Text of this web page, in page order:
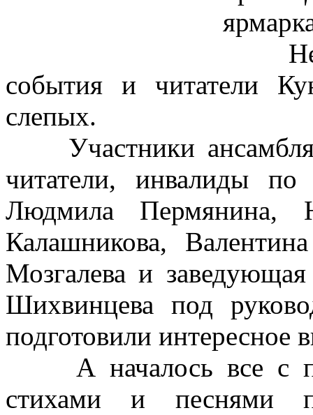
Не
события и читатели
слепых.
Участники ансамбля
читатели, инвалиды
Людмила Пермянина,
Калашникова,
Мозгалева и
Шихвинцева под
подготовили интересное
А началось все с
стихами и песнями